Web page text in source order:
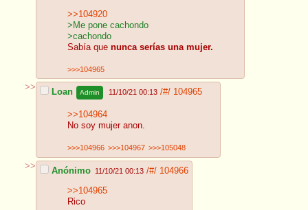
>>104920
>Me pone cachondo
>cachondo
Sabía que nunca serías una mujer.
>>>104965
>> Loan Admin 11/10/21 00:13 /#/ 104965
>>104964
No soy mujer anon.
>>>104966 >>>104967 >>>105048
>> Anónimo 11/10/21 00:13 /#/ 104966
>>104965
Rico